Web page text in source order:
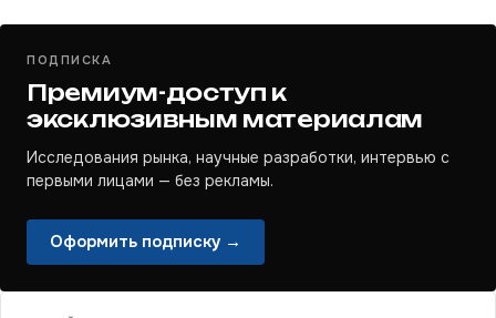
ПОДПИСКА
Премиум-доступ к
эксклюзивным материалам
Исследования рынка, научные разработки, интервью с
первыми лицами — без рекламы.
Оформить подписку →